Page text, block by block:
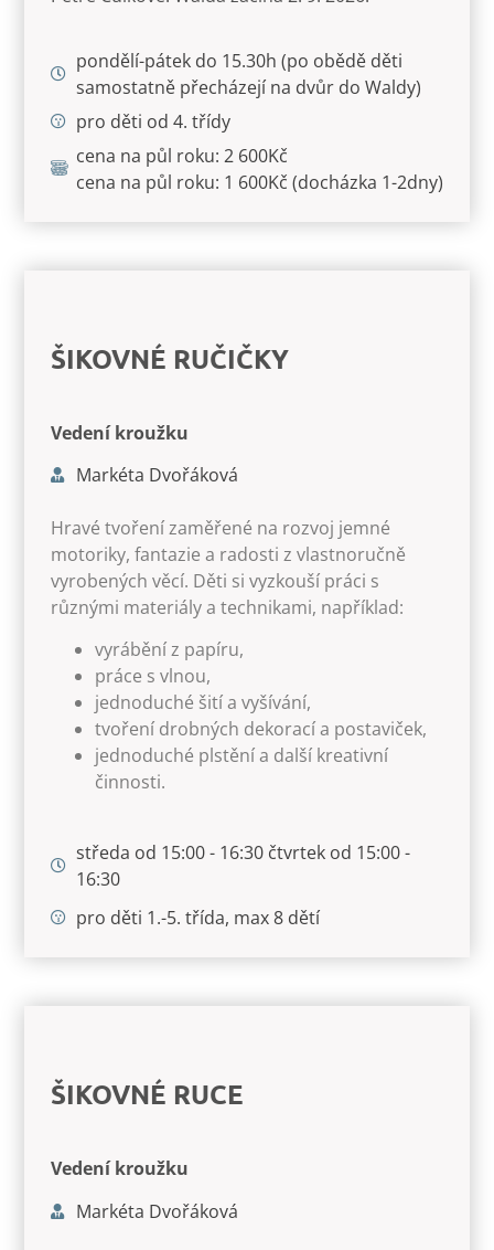
pondělí-pátek do 15.30h (po obědě děti
samostatně přecházejí na dvůr do Waldy)
pro děti od 4. třídy
cena na půl roku: 2 600Kč
cena na půl roku: 1 600Kč (docházka 1-2dny)
ŠIKOVNÉ RUČIČKY
Vedení kroužku
Markéta Dvořáková
Hravé tvoření zaměřené na rozvoj jemné
motoriky, fantazie a radosti z vlastnoručně
vyrobených věcí. Děti si vyzkouší práci s
různými materiály a technikami, například:
vyrábění z papíru,
práce s vlnou,
jednoduché šití a vyšívání,
tvoření drobných dekorací a postaviček,
jednoduché plstění a další kreativní
činnosti.
středa od 15:00 - 16:30 čtvrtek od 15:00 -
16:30
pro děti 1.-5. třída, max 8 dětí
ŠIKOVNÉ RUCE
Vedení kroužku
Markéta Dvořáková